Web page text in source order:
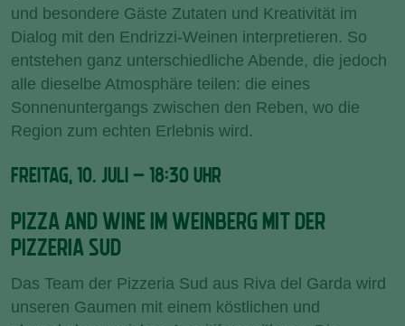
und besondere Gäste Zutaten und Kreativität im
Dialog mit den Endrizzi-Weinen interpretieren. So
entstehen ganz unterschiedliche Abende, die jedoch
alle dieselbe Atmosphäre teilen: die eines
Sonnenuntergangs zwischen den Reben, wo die
Region zum echten Erlebnis wird.
FREITAG, 10. JULI – 18:30 UHR
PIZZA AND WINE IM WEINBERG MIT DER
PIZZERIA SUD
Das Team der Pizzeria Sud aus Riva del Garda wird
unseren Gaumen mit einem köstlichen und